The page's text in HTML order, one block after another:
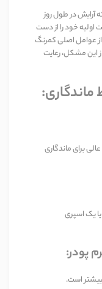
آرایش در طول روز
اولیه خود را از دست
عوامل اصلی کمرنگ
این مشکل، رعایت
:
برای ماندگاری
یک اسپری
:
است.